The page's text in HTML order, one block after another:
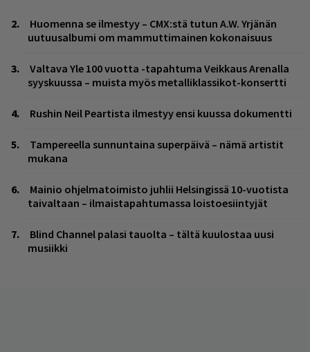
Huomenna se ilmestyy – CMX:stä tutun A.W. Yrjänän
uutuusalbumi om mammuttimainen kokonaisuus
Valtava Yle 100 vuotta -tapahtuma Veikkaus Arenalla
syyskuussa – muista myös metalliklassikot-konsertti
Rushin Neil Peartista ilmestyy ensi kuussa dokumentti
Tampereella sunnuntaina superpäivä – nämä artistit
mukana
Mainio ohjelmatoimisto juhlii Helsingissä 10-vuotista
taivaltaan – ilmaistapahtumassa loistoesiintyjät
Blind Channel palasi tauolta – tältä kuulostaa uusi
musiikki